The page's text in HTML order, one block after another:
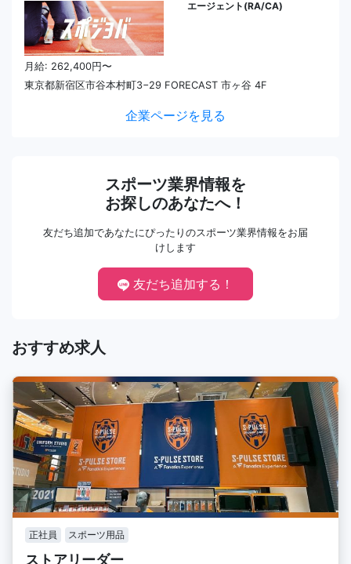
エージェント(RA/CA)
月給: 262,400円〜
東京都新宿区市谷本村町3−29 FORECAST 市ヶ谷 4F
企業ページを見る
スポーツ業界情報を
お探しのあなたへ！
友だち追加であなたにぴったりのスポーツ業界情報をお届
けします
友だち追加する！
おすすめ求人
正社員 スポーツ用品
ストアリーダー